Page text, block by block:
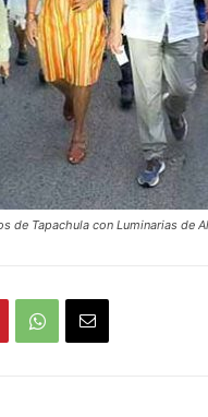
de Tapachula con Luminarias de